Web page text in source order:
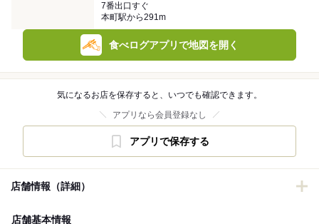
7番出口すぐ
本町駅から291m
食べログアプリで地図を開く
気になるお店を保存すると、いつでも確認できます。
アプリなら会員登録なし
アプリで保存する
店舗情報（詳細）
店舗基本情報